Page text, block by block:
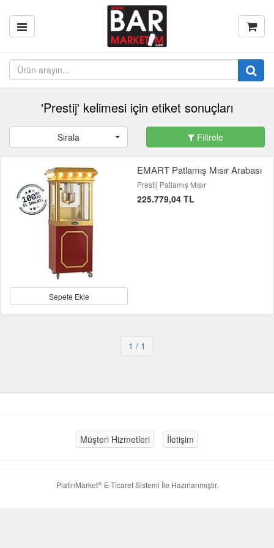
'Prestij' kelimesi için etiket sonuçları
Sırala Filtrele
Sepete Ekle
EMART Patlamış Mısır Arabası
Prestij Patlamış Mısır
225.779,04 TL
1 / 1
Müşteri Hizmetleri İletişim
PlatinMarket®E-Ticaret Sistemi İle Hazırlanmıştır.